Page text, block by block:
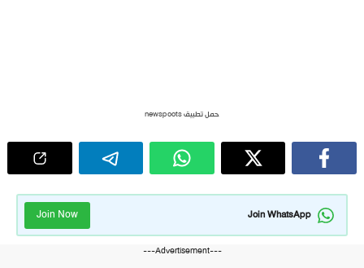
حمل تطبيق newspoots
Join WhatsApp
Join Now
---Advertisement---